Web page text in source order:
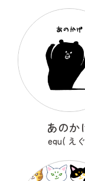
あのか
egu( え